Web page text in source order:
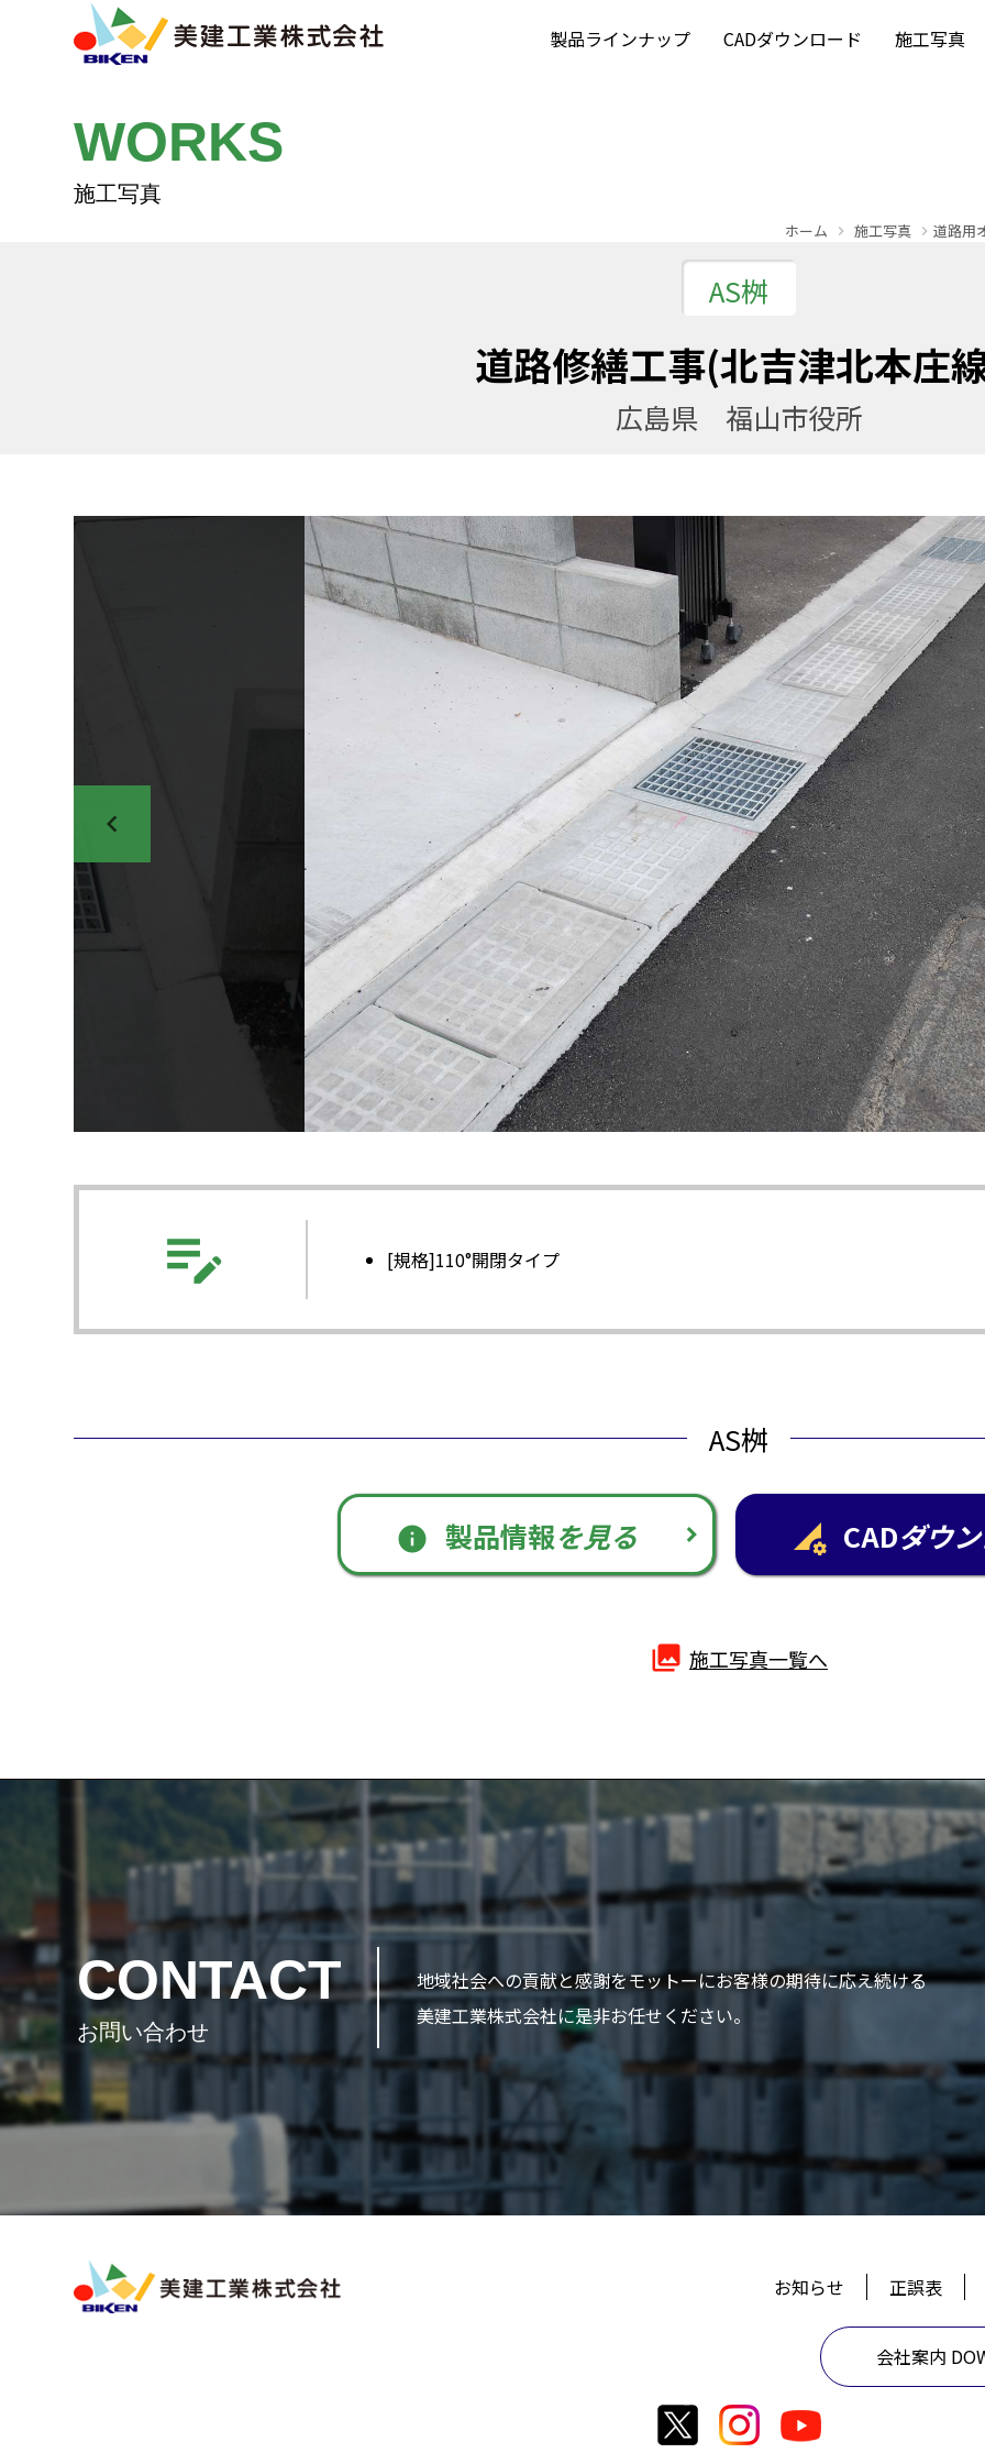
製品ラインナップ CADダウンロード 施工写真
WORKS
ホーム 施工写真 道路用
AS桝
道路修繕工事(北吉津北本庄
広島県 福山市役所
edit_note [規格]110°開閉タイプ
AS桝
info 製品情報を見る perm_data_setting CADダウ
photo_library 施工写真一覧へ
CONTACT
地域社会への貢献と感謝をモットーにお客様の期待に応え続ける
美建工業株式会社に是非お任せください。
お知らせ 正誤表
会社案内